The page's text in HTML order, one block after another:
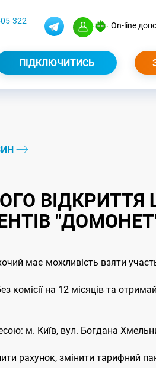
322 On-line
ПІДКЛЮЧИТИСЬ
ВІДКРИТТЯ
має можливість взяти
комісії на 12 місяців та
м. Київ, вул. Богдана
рахунок, змінити тарифний